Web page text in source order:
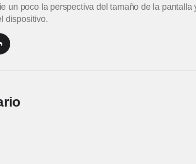
un poco la perspectiva del tamaño de la
dispositivo.